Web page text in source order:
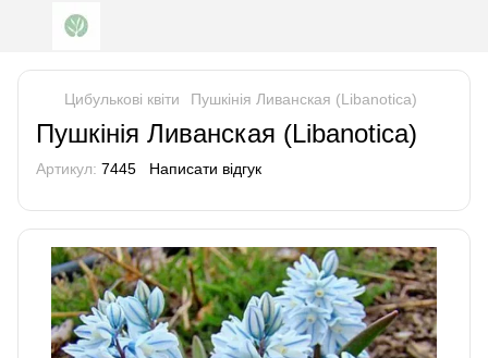
Цибулькові квіти Пушкінія Ливанская (Libanotica)
Пушкінія Ливанская (Libanotica)
Артикул: 7445 Написати відгук